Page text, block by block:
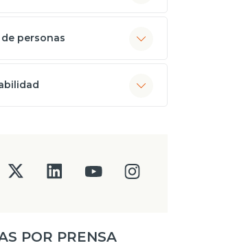
personas
POR PRENSA